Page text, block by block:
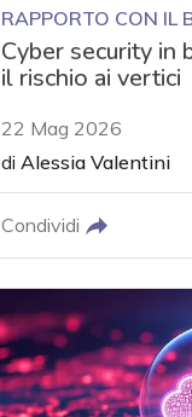
RAPPORTO CON IL
Cyber security in
il rischio ai vertici
22 Mag 2026
diAlessia Valentini
Condividi